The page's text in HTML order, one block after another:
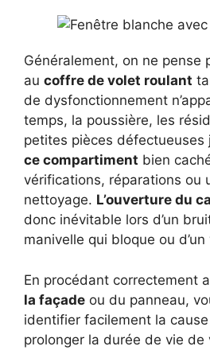
Généralement, on ne pense
au coffre de volet roulant
de dysfonctionnement
temps, la poussière, les
petites pièces défectueuses
ce compartiment bien
vérifications, réparations ou
nettoyage. L’ouverture du
donc inévitable lors d’un
manivelle qui bloque ou
En procédant correctement
la façade ou du panneau,
identifier facilement la cause
prolonger la durée de vie